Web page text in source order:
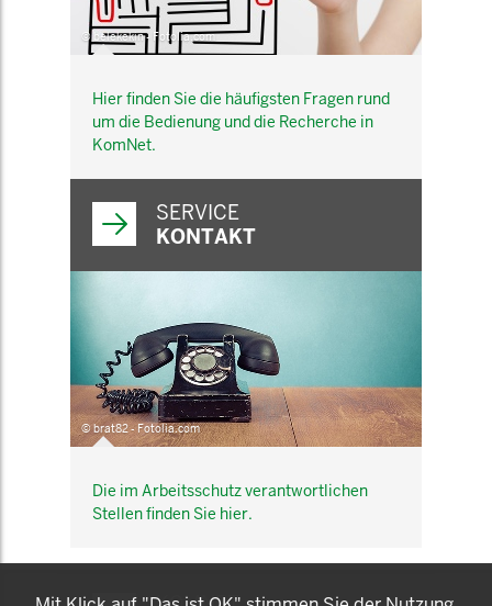
© belekekin - Fotolia.com
Hier finden Sie die häufigsten Fragen rund
um die Bedienung und die Recherche in
KomNet.
SERVICE
KONTAKT
© brat82 - Fotolia.com
Die im Arbeitsschutz verantwortlichen
Stellen finden Sie hier.